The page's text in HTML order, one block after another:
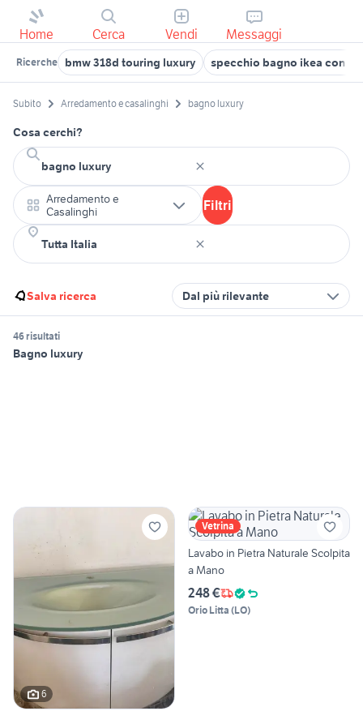
Home Cerca Vendi Messaggi
Ricerche bmw 318d touring luxury specchio bagno ikea con
Subito Arredamento e casalinghi bagno luxury
Cosa cerchi?
Arredamento e
Casalinghi
Filtri
Salva ricerca Dal più rilevante
46 risultati
Bagno luxury
6
Vetrina
Lavabo in Pietra Naturale Scolpita
a Mano
248 €
Orio Litta (LO)